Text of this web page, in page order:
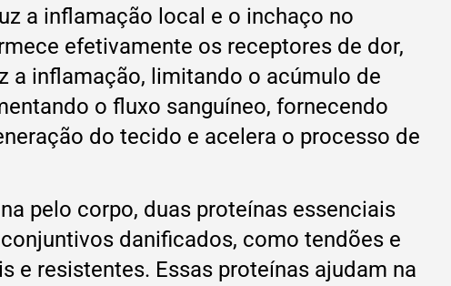
a inflamação local e o inchaço no
efetivamente os receptores de dor,
a inflamação, limitando o acúmulo de
o fluxo sanguíneo, fornecendo
do tecido e acelera o processo de
pelo corpo, duas proteínas essenciais
danificados, como tendões e
e resistentes. Essas proteínas ajudam na